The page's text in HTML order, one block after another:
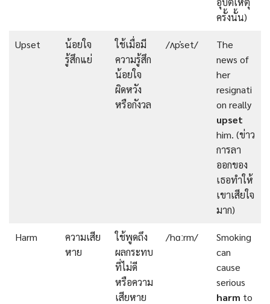
ครั้งนั้น)
Upset
น้อยใจ
รู้สึกแย่
ใช้เมื่อมี
ความรู้สึก
น้อยใจ
ผิดหวัง
หรือกังวล
/ʌpˈset/
The
news of
her
resignati
on really
upset
him. (ข่าว
การลา
ออกของ
เธอทำให้
เขาเสียใจ
มาก)
Harm
ความเสีย
หาย
ใช้พูดถึง
ผลกระทบ
ที่ไม่ดี
หรือความ
เสียหาย
/hɑːrm/
Smoking
can
cause
serious
harm to